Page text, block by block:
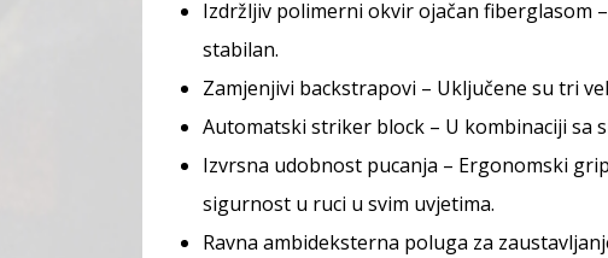
Izdržljiv polimerni okvir ojačan fiberglasom
stabilan.
Zamjenjivi backstrapovi – Uključene su tri
Automatski striker block – U kombinaciji
Izvrsna udobnost pucanja – Ergonomski
sigurnost u ruci u svim uvjetima.
Ravna ambideksterna poluga za